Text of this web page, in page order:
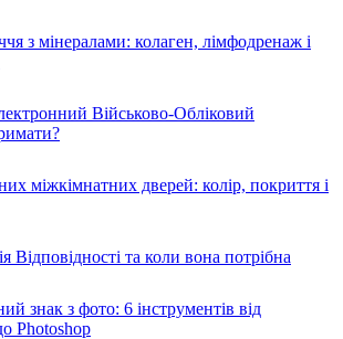
з мінералами: колаген, лімфодренаж і
Військово-Обліковий
міжкімнатних дверей: колір, покриття і
Відповідності та коли вона потрібна
знак з фото: 6 інструментів від
Photoshop